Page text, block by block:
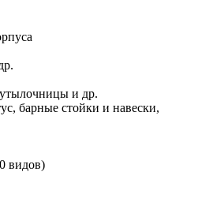
и др.
барные стойки и навески,
видов)